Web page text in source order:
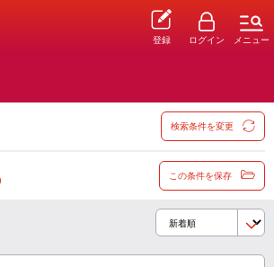
登録 ログイン メニュー
検索条件を変更
この条件を保存